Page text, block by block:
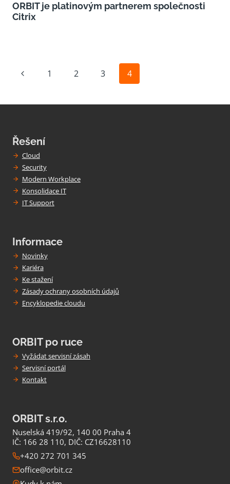
ORBIT je platinovým partnerem společnosti
Citrix
Navigace
stránce
Předchozí
1 2 3 4
Řešení
Cloud
Security
Modern Workplace
Konsolidace IT
IT Support
Informace
Novinky
Kariéra
Ke stažení
Zásady ochrany osobních údajů
Encyklopedie cloudu
ORBIT po ruce
Vyžádat servisní zásah
Servisní portál
Kontakt
ORBIT s.r.o.
Nuselská 419/92, 140 00 Praha 4
IČ: 166 28 110, DIČ: CZ16628110
+420 272 701 345
office@orbit.cz